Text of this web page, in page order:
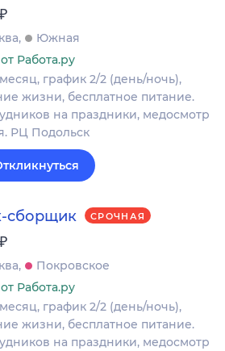
₽
Южная
Работа.ру
график 2/2 (день/ночь),
жизни, бесплатное питание.
на праздники, медосмотр
РЦ Подольск
сборщик СРОЧНАЯ
₽
Покровское
Работа.ру
график 2/2 (день/ночь),
жизни, бесплатное питание.
на праздники, медосмотр